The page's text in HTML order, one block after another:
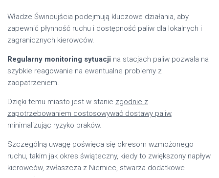
Władze Świnoujścia podejmują kluczowe działania, aby
zapewnić płynność ruchu i dostępność paliw dla lokalnych i
zagranicznych kierowców.
Regularny monitoring sytuacji na stacjach paliw pozwala na
szybkie reagowanie na ewentualne problemy z
zaopatrzeniem.
Dzięki temu miasto jest w stanie zgodnie z
zapotrzebowaniem dostosowywać dostawy paliw,
minimalizując ryzyko braków.
Szczególną uwagę poświęca się okresom wzmożonego
ruchu, takim jak okres świąteczny, kiedy to zwiększony napływ
kierowców, zwłaszcza z Niemiec, stwarza dodatkowe